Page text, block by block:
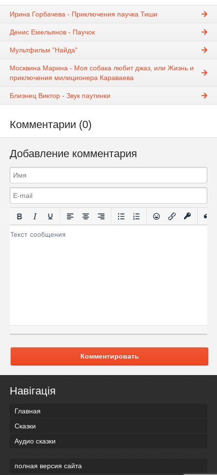
Ирина Горбачева - Приключения паучка Тиши
Денис Емельянов - Паучок
Мультфильм "Найда"
Москвина Марина - Моя собака любит джаз, или Жизнь и
приключения милиционера Караваева
Близнец Виктор - Звук паутинки
Комментарии (0)
Добавление комментария
Комментировать
Навігація
Главная
Сказки
Аудио сказки
полная версия сайта